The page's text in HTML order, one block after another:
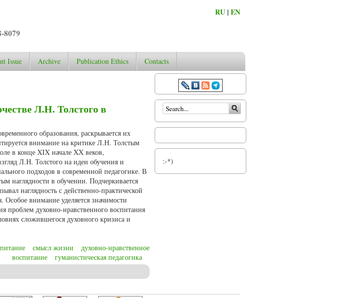
8079
RU |EN
Issue Archive Publication Ethics Contacts
Л.Н. Толстого в
образования, раскрывается их
внимание на критике Л.Н. Толстым
в конце XIX начале XX веков,
Л.Н. Толстого на идеи обучения и
подходов в современной педагогике. В
наглядности в обучении. Подчеркивается
наглядность с действенно-практической
внимание уделяется значимости
проблем духовно-нравственного воспитания
сложившегося духовного кризиса и
смысл жизни
духовно-нравственное
воспитание
гуманистическая педагогика
Search form
:-*)